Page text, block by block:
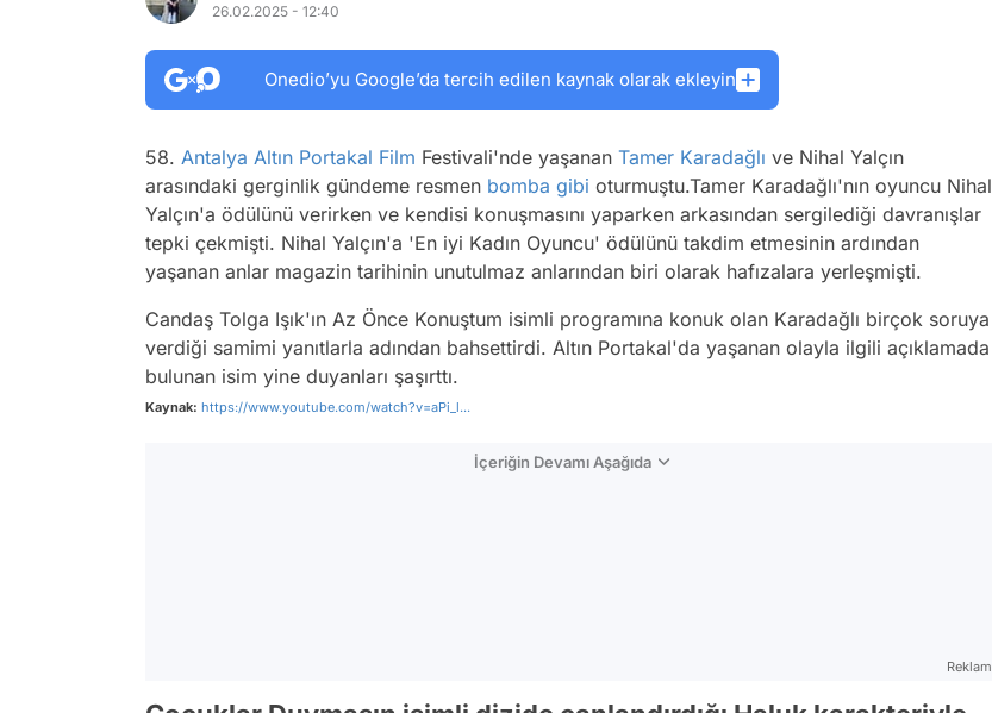
26.02.2025 - 12:40
Onedio’yu Google’da tercih edilen kaynak olarak ekleyin
58. Antalya Altın Portakal Film Festivali'nde yaşanan Tamer Karadağlı ve Nihal Yalçın
arasındaki gerginlik gündeme resmen bomba gibi oturmuştu.Tamer Karadağlı'nın oyuncu Nihal
Yalçın'a ödülünü verirken ve kendisi konuşmasını yaparken arkasından sergilediği davranışlar
tepki çekmişti. Nihal Yalçın'a 'En iyi Kadın Oyuncu' ödülünü takdim etmesinin ardından
yaşanan anlar magazin tarihinin unutulmaz anlarından biri olarak hafızalara yerleşmişti.
Candaş Tolga Işık'ın Az Önce Konuştum isimli programına konuk olan Karadağlı birçok soruya
verdiği samimi yanıtlarla adından bahsettirdi. Altın Portakal'da yaşanan olayla ilgili açıklamada
bulunan isim yine duyanları şaşırttı.
Kaynak: https://www.youtube.com/watch?v=aPi_l...
İçeriğin Devamı Aşağıda
Reklam